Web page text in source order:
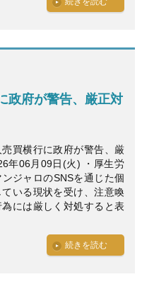
政府が警告、厳正対
買横行に政府が警告、厳
年06月09日(火) ・厚生労
ジャロのSNSを通じた個
いる現状を受け、注意喚
には厳しく対処すると表
続きを読む